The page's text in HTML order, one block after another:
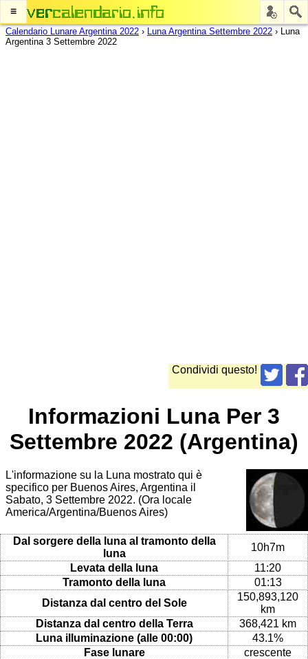
≡
Calendario Lunare Argentina 2022 › Luna Argentina Settembre 2022 › Luna
Argentina 3 Settembre 2022
Condividi questo!
Informazioni Luna Per 3
Settembre 2022 (Argentina)
L'informazione su la Luna mostrato qui è
specifico per Buenos Aires, Argentina il
Sabato, 3 Settembre 2022. (Ora locale
America/Argentina/Buenos Aires)
Dal sorgere della luna al tramonto della
luna
10h7m
Levata della luna
11:20
Tramonto della luna
01:13
Distanza dal centro del Sole
150,893,120
km
Distanza dal centro della Terra
368,421 km
Luna illuminazione (alle 00:00)
43.1%
Fase lunare
crescente